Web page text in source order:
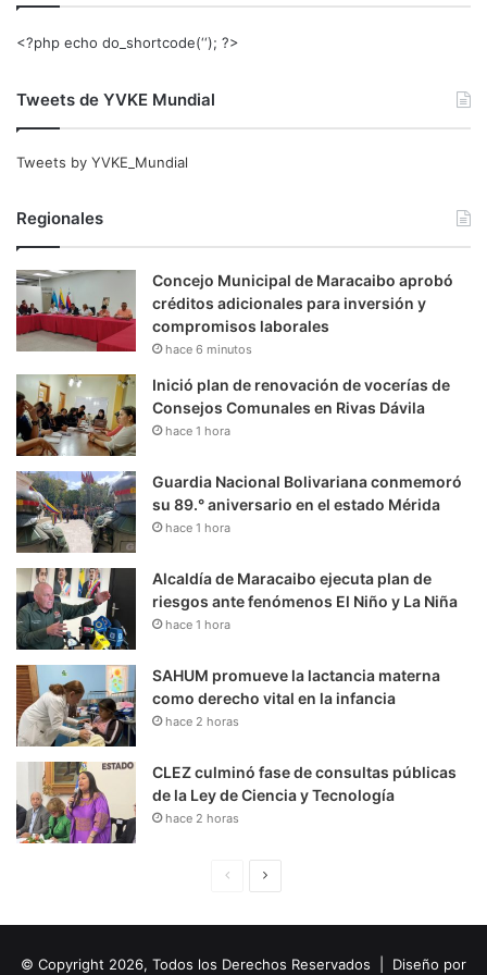
<?php echo do_shortcode(‘‘); ?>
Tweets de YVKE Mundial
Tweets by YVKE_Mundial
Regionales
Concejo Municipal de Maracaibo aprobó
créditos adicionales para inversión y
compromisos laborales
hace 6 minutos
Inició plan de renovación de vocerías de
Consejos Comunales en Rivas Dávila
hace 1 hora
Guardia Nacional Bolivariana conmemoró
su 89.° aniversario en el estado Mérida
hace 1 hora
Alcaldía de Maracaibo ejecuta plan de
riesgos ante fenómenos El Niño y La Niña
hace 1 hora
SAHUM promueve la lactancia materna
como derecho vital en la infancia
hace 2 horas
CLEZ culminó fase de consultas públicas
de la Ley de Ciencia y Tecnología
hace 2 horas
i
u
© Copyright 2026, Todos los Derechos Reservados | Diseño por